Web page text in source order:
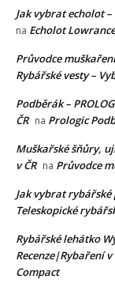
Jak vybrat echolot
na Echolot
Průvodce
Rybářské vesty –
Podběrák –
ČR na Prologic
Muškařské šňůry,
v ČR na Průvodce
Jak vybrat
Teleskopické
Rybářské lehátko
Recenze|Rybaření v
Compact